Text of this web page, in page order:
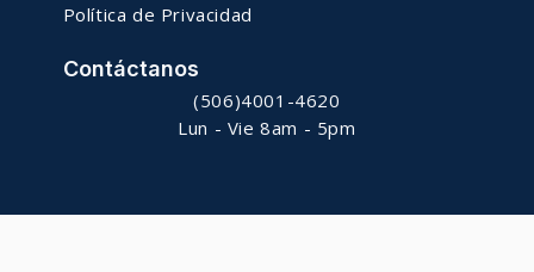
Política de Privacidad
Contáctanos
(506)4001-4620
Lun - Vie 8am - 5pm